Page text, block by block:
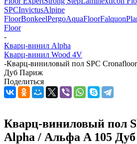
SPCInvictusAlpine
FloorBonkeelPergoAquaFloorFalquon
Floor
-
Кварц-винил Alpha
Кварц-винил Wood 4V
-Кварц-виниловый пол SPC
Дуб Париж
Поделиться
Кварц-виниловый пол
Alpha / Альфа A 105